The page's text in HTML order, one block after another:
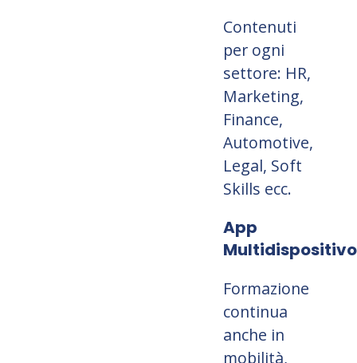
Contenuti
per ogni
settore: HR,
Marketing,
Finance,
Automotive,
Legal, Soft
Skills ecc.
App
Multidispositivo
Formazione
continua
anche in
mobilità,